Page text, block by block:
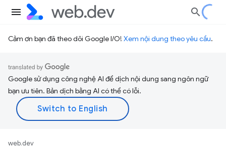
Cảm ơn bạn đã theo dõi Google I/O! Xem nội dung theo yêu cầu.
Google sử dụng công nghệ AI để dịch nội dung sang ngôn ngữ
bạn ưu tiên. Bản dịch bằng AI có thể có lỗi.
web.dev